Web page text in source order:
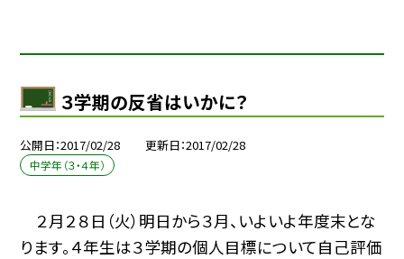
３学期の反省はいかに？
公開日 2017/02/28 更新日 2017/02/28
中学年（３・４年）
２月２８日（火）明日から３月、いよいよ年度末とな
ります。４年生は３学期の個人目標について自己評価